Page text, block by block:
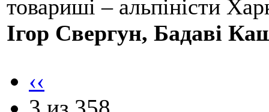
товариші – альпіністи
Ігор Свергун, Бадаві
‹‹